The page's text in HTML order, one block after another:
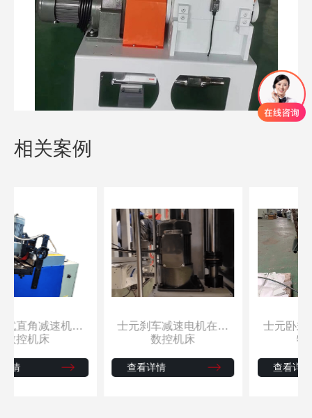
相关案例
减速机在
上的应用
床
士元刹车减速电机在皮
带机输送上的应用
数控机床
查看详情
士元卧式马达
纺织机械上
物流分拣
查看详情